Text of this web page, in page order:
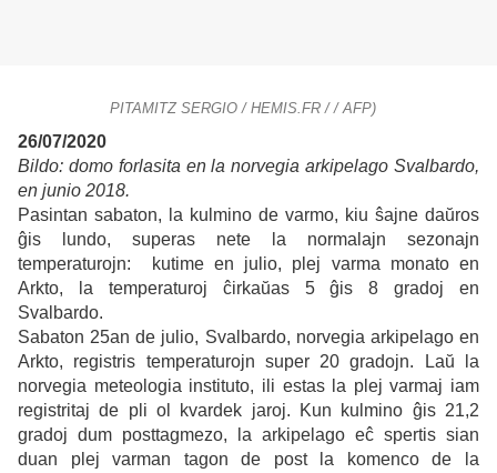
PITAMITZ SERGIO / HEMIS.FR / / AFP)
26/07/2020
Bildo: domo forlasita en la norvegia arkipelago Svalbardo,
en junio 2018.
Pasintan sabaton, la kulmino de varmo, kiu ŝajne daŭros
ĝis lundo, superas nete la normalajn sezonajn
temperaturojn: kutime en julio, plej varma monato en
Arkto, la temperaturoj ĉirkaŭas 5 ĝis 8 gradoj en
Svalbardo.
Sabaton 25an de julio, Svalbardo, norvegia arkipelago en
Arkto, registris temperaturojn super 20 gradojn. Laŭ la
norvegia meteologia instituto, ili estas la plej varmaj iam
registritaj de pli ol kvardek jaroj. Kun kulmino ĝis 21,2
gradoj dum posttagmezo, la arkipelago eĉ spertis sian
duan plej varman tagon de post la komenco de la